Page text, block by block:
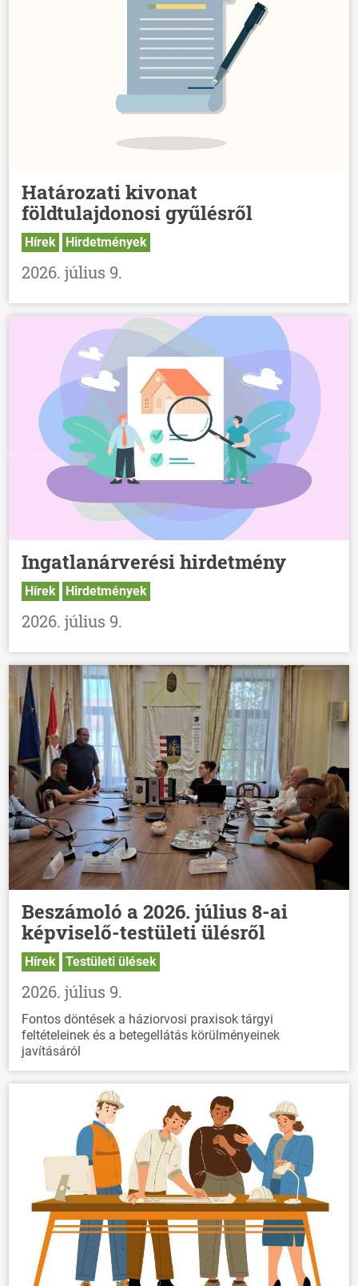
HÍREK
VÁLASZTÁSOK
Határozati kivonat
földtulajdonosi gyűlésről
Hírek Hirdetmények
2026. július 9.
Ingatlanárverési hirdetmény
Hírek Hirdetmények
2026. július 9.
Beszámoló a 2026. július 8-ai
képviselő-testületi ülésről
Hírek Testületi ülések
2026. július 9.
Fontos döntések a háziorvosi praxisok tárgyi
feltételeinek és a betegellátás körülményeinek
javításáról